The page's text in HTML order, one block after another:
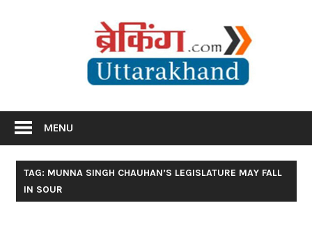
MENU
TAG: MUNNA SINGH CHAUHAN’S LEGISLATURE MAY FALL
IN SOUR